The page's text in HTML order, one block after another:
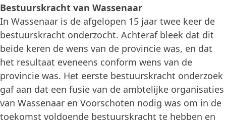
Bestuurskracht van Wassenaar
In Wassenaar is de afgelopen 15 jaar twee keer de
bestuurskracht onderzocht. Achteraf bleek dat dit
beide keren de wens van de provincie was, en dat
het resultaat eveneens conform wens van de
provincie was. Het eerste bestuurskracht onderzoek
gaf aan dat een fusie van de ambtelijke organisaties
van Wassenaar en Voorschoten nodig was om in de
toekomst voldoende bestuurskracht te hebben en